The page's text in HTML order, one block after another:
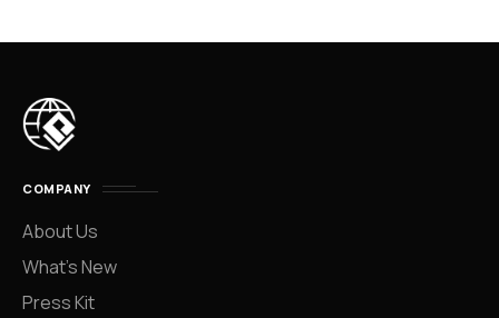
COMPANY
About Us
What’s New
Press Kit